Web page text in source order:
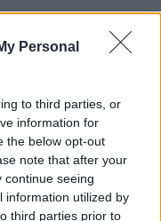
Personal
to third parties, or
information for
the below opt-out
note that after your
continue seeing
information utilized by
third parties prior to